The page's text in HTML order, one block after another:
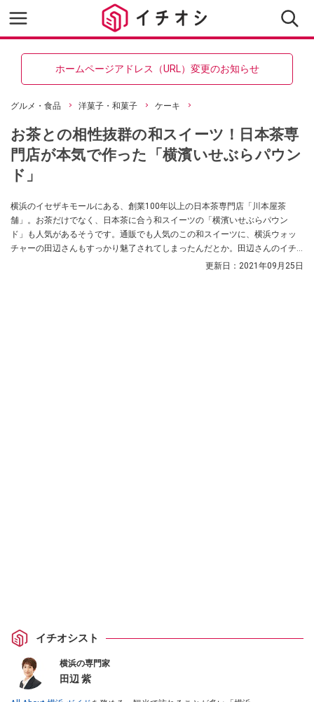
ホームページアドレス（URL）変更のお知らせ
グルメ・食品 洋菓子・和菓子 ケーキ
お茶との相性抜群の和スイーツ！日本茶専
門店が本気で作った「横濱いせぶらパウン
ド」
横浜のイセザキモールにある、創業100年以上の日本茶専門店「川本屋茶
舗」。お茶だけでなく、日本茶に合う和スイーツの「横濱いせぶらパウン
ド」も人気があるそうです。通販でも人気のこの和スイーツに、横浜ウォッ
チャーの田辺さんもすっかり魅了されてしまったんだとか。田辺さんのイチ
オシは「宇治抹茶」。「とにかく抹茶の風味が高いです！」と大絶賛するそ
更新日： 2021年09月25日
イチオシスト
横浜の専門家
田辺 紫